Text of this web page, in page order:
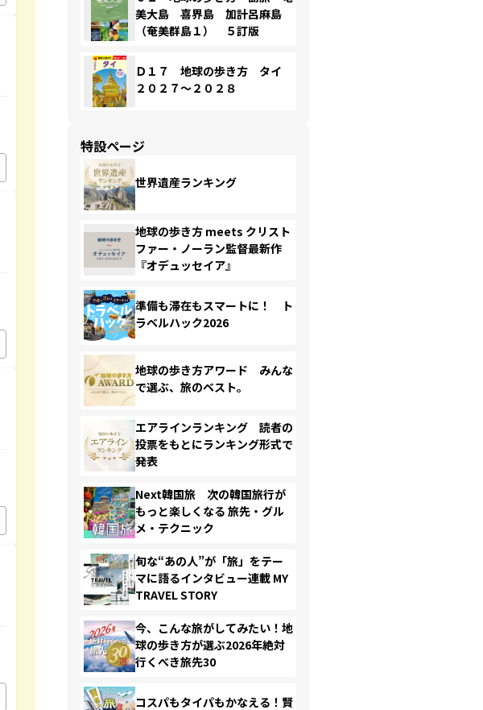
美大島 喜界島 加計呂麻島
（奄美群島１） ５訂版
Ｄ１７ 地球の歩き方 タイ
２０２７～２０２８
特設ページ
世界遺産ランキング
地球の歩き方 meets クリスト
ファー・ノーラン監督最新作
『オデュッセイア』
準備も滞在もスマートに！ ト
ラベルハック2026
地球の歩き方アワード みんな
で選ぶ、旅のベスト。
エアラインランキング 読者の
投票をもとにランキング形式で
発表
Next韓国旅 次の韓国旅行が
もっと楽しくなる 旅先・グル
メ・テクニック
旬な“あの人”が「旅」をテー
マに語るインタビュー連載 MY
TRAVEL STORY
今、こんな旅がしてみたい！地
球の歩き方が選ぶ2026年絶対
行くべき旅先30
コスパもタイパもかなえる！賢